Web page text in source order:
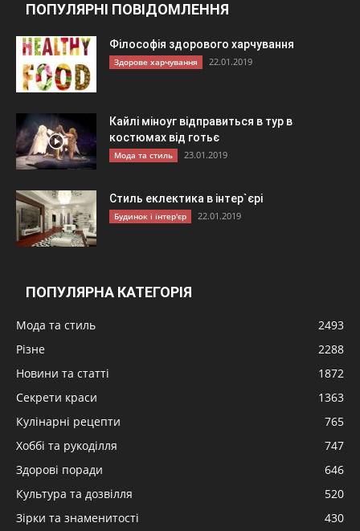
ПОПУЛЯРНІ ПОВІДОМЛЕННЯ
Філософія здорового харчування
Здорове харчування 22.01.2019
Кайлі міноуг відправиться в тур в
костюмах від готьє
Мода та стиль 23.01.2019
Стиль еклектика в інтер`єрі
Будинок і інтер'єр 22.01.2019
ПОПУЛЯРНА КАТЕГОРІЯ
Мода та стиль
2493
Різне
2288
Новини та статті
1872
Секрети краси
1363
Кулінарні рецепти
765
Хоббі та рукоділля
747
Здорові поради
646
Культура та дозвілля
520
Зірки та знаменитості
430